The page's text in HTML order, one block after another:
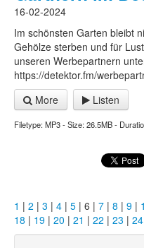
16-02-2024
Im schönsten Garten bleibt
Gehölze sterben und für
unseren Werbepartnern
https://detektor.fm/
More
Listen
Filetype: MP3 - Size: 26.5MB -
1 | 2 | 3 | 4 | 5 | 6 | 7 | 8 | 9 |
18 | 19 | 20 | 21 | 22 | 23 | 24